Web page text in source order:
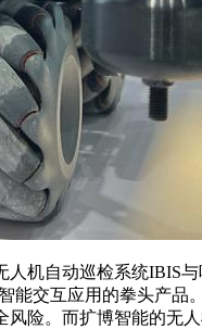
自动巡检系统IBIS与
能交互应用的拳头产
险。而扩博智能的